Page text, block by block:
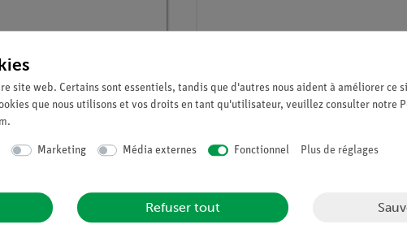
site web. Certains sont essentiels, tandis que d'autres nous aident à améliorer ce
que nous utilisons et vos droits en tant qu'utilisateur, veuillez consulter notre
.
Marketing Média externes Fonctionnel Plus de réglages
Refuser tout